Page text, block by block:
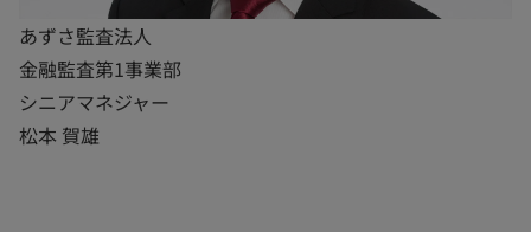
あずさ監査法人
金融監査第1事業部
シニアマネジャー
松本 賀雄